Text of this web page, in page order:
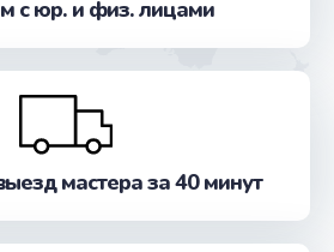
с юр. и физ. лицами
мастера за 40 минут